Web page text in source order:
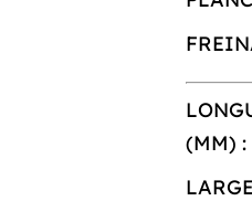
(MM) :